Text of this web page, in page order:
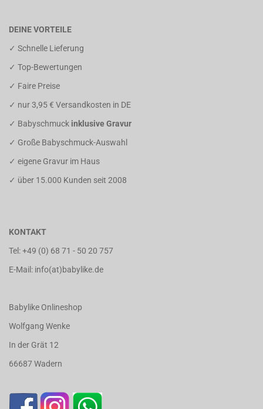
DEINE VORTEILE
✓ Schnelle Lieferung
✓ Top-Bewertungen
✓ Faire Preise
✓ nur 3,95 € Versandkosten in DE
✓ Babyschmuck inklusive Gravur
✓ Große Babyschmuck-Auswahl
✓ eigene Gravur im Haus
✓ über 15.000 Kunden seit 2008
KONTAKT
Tel:+49 (0) 68 71 - 50 20 757
E-Mail: info(at)babylike.de
Babylike Onlineshop
Wolfgang Wenke
In der Grät 12
66687 Wadern